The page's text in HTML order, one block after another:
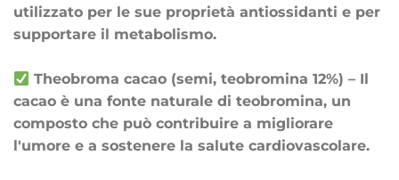
utilizzato per le sue proprietà antiossidanti e per
supportare il metabolismo.
Theobroma cacao (semi, teobromina 12%) – Il
cacao è una fonte naturale di teobromina, un
composto che può contribuire a migliorare
l'umore e a sostenere la salute cardiovascolare.